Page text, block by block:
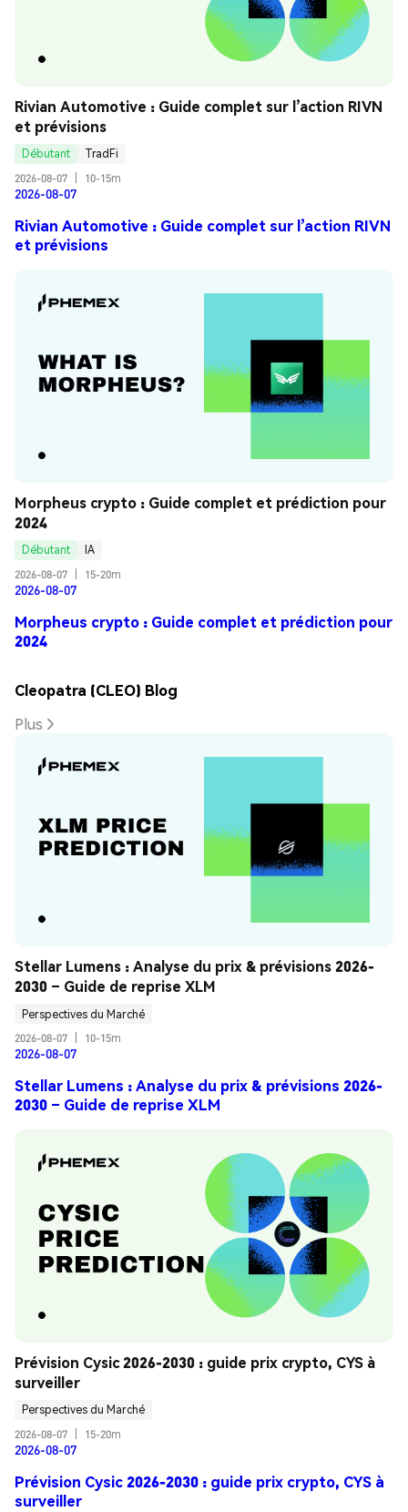
Rivian Automotive : Guide complet sur l’action RIVN
et prévisions
Débutant
TradFi
2026-08-07
10-15m
2026-08-07
Rivian Automotive : Guide complet sur l’action RIVN
et prévisions
Morpheus crypto : Guide complet et prédiction pour
2024
Débutant
IA
2026-08-07
15-20m
2026-08-07
Morpheus crypto : Guide complet et prédiction pour
2024
Cleopatra (CLEO) Blog
Plus
Stellar Lumens : Analyse du prix & prévisions 2026-
2030 – Guide de reprise XLM
Perspectives du Marché
2026-08-07
10-15m
2026-08-07
Stellar Lumens : Analyse du prix & prévisions 2026-
2030 – Guide de reprise XLM
Prévision Cysic 2026-2030 : guide prix crypto, CYS à
surveiller
Perspectives du Marché
2026-08-07
15-20m
2026-08-07
Prévision Cysic 2026-2030 : guide prix crypto, CYS à
surveiller